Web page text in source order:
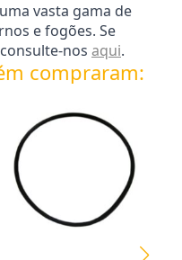
vasta gama de
e fogões. Se
nos aqui.
compraram: